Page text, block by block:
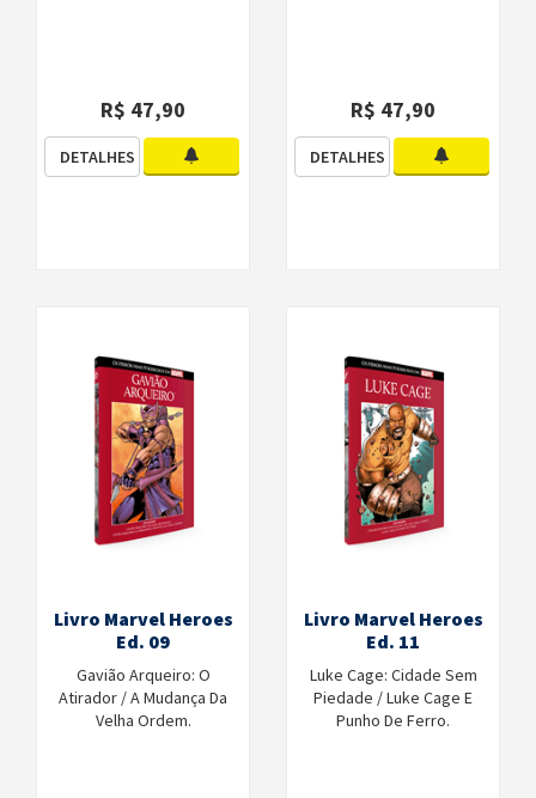
R$ 47,90
DETALHES
R$ 47,90
DETALHES
Livro Marvel Heroes
Ed. 09
Gavião Arqueiro: O
Atirador / A Mudança Da
Velha Ordem.
Livro Marvel Heroes
Ed. 11
Luke Cage: Cidade Sem
Piedade / Luke Cage E
Punho De Ferro.